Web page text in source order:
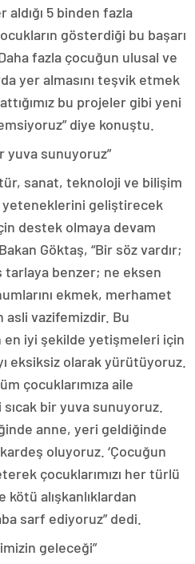
5 binden fazla
gösterdiği bu başarı
fazla çocuğun ulusal ve
yer almasını teşvik etmek
bu projeler gibi yeni
diye konuştu.
yuva sunuyoruz”
sanat, teknoloji ve bilişim
yeteneklerini geliştirecek
destek olmaya devam
Göktaş, “Bir söz vardır;
tarlaya benzer; ne eksen
ekmek, merhamet
vazifemizdir. Bu
en iyi şekilde yetişmeleri için
eksiksiz olarak yürütüyoruz.
çocuklarımıza aile
bir yuva sunuyoruz.
anne, yeri geldiğinde
oluyoruz. ‘Çocuğun
çocuklarımızı her türlü
alışkanlıklardan
sarf ediyoruz” dedi.
geleceği”